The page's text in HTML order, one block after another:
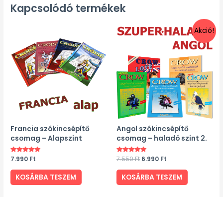
Kapcsolódó termékek
Francia szókincsépítő
csomag – Alapszint
Értékelés:
/ 5
7.990 Ft
KOSÁRBA TESZEM
Akció!
Angol szókincsépítő
csomag – haladó szint 2.
Értékelés:
/ 5
7.550Ft 6.990 Ft
KOSÁRBA TESZEM